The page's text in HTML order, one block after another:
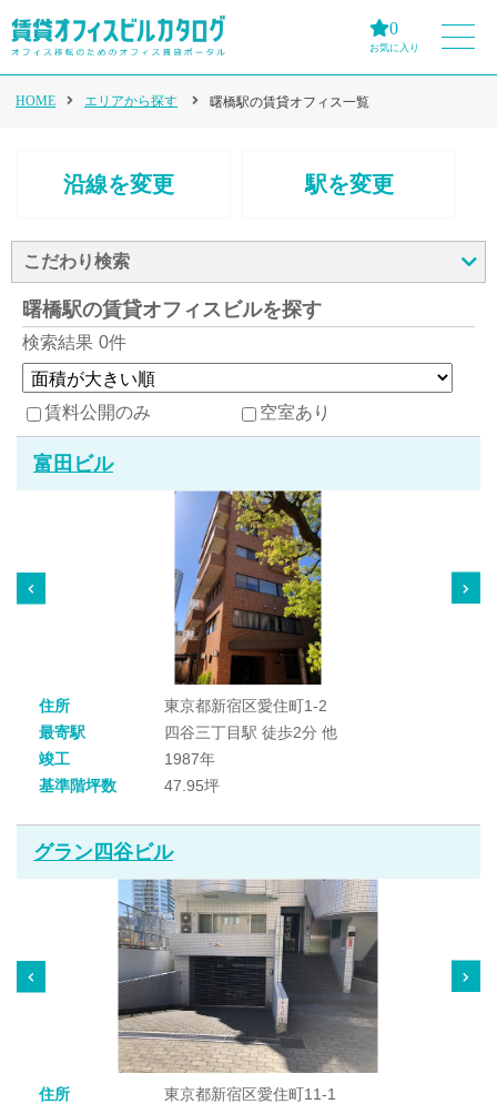
0
お気に入り
HOME エリアから探す 曙橋駅の賃貸オフィス一覧
沿線を変更 駅を変更
こだわり検索
曙橋駅の賃貸オフィスビルを探す
検索結果 0件
賃料公開のみ 空室あり
富田ビル
住所
東京都新宿区愛住町1-2
最寄駅
四谷三丁目駅 徒歩2分 他
竣工
1987年
基準階坪数
47.95坪
グラン四谷ビル
住所
東京都新宿区愛住町11-1